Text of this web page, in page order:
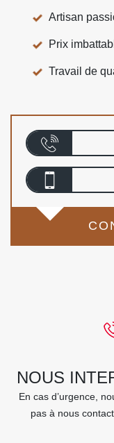
Artisan
Prix
Travail de
NOUS
En cas d’urgence,
pas à nous